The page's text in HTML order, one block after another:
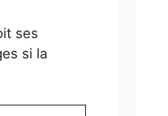
ses
si la